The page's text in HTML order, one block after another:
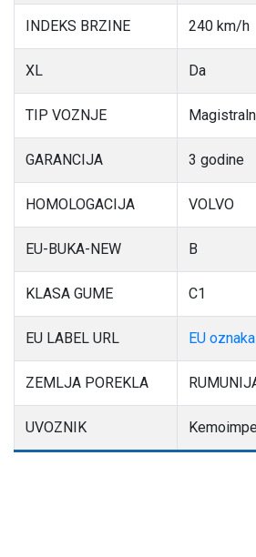
INDEKS BRZINE 240 km/h
XL Da
TIP VOZNJE
GARANCIJA 3 godine
HOMOLOGACIJA VOLVO
EU-BUKA-NEW B
KLASA GUME C1
EU LABEL URL EU
ZEMLJA POREKLA
UVOZNIK